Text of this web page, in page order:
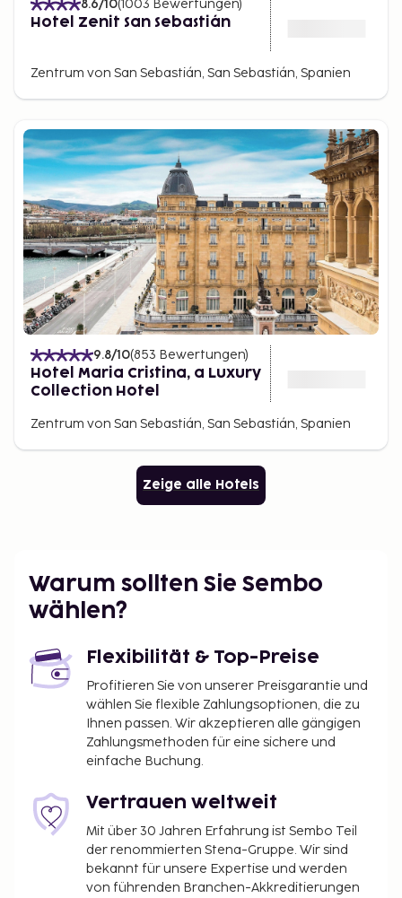
8.6/10(1003 Bewertungen)
Hotel Zenit San Sebastián
Zentrum von San Sebastián, San Sebastián, Spanien
9.8/10(853 Bewertungen)
Hotel Maria Cristina, a Luxury
Collection Hotel
Zentrum von San Sebastián, San Sebastián, Spanien
Zeige alle Hotels
Warum sollten Sie Sembo
wählen?
Flexibilität & Top-Preise
Profitieren Sie von unserer Preisgarantie und
wählen Sie flexible Zahlungsoptionen, die zu
Ihnen passen. Wir akzeptieren alle gängigen
Zahlungsmethoden für eine sichere und
einfache Buchung.
Vertrauen weltweit
Mit über 30 Jahren Erfahrung ist Sembo Teil
der renommierten Stena-Gruppe. Wir sind
bekannt für unsere Expertise und werden
von führenden Branchen-Akkreditierungen